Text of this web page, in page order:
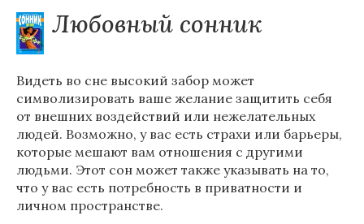
Любовный сонник
Видеть во сне высокий забор может
символизировать ваше желание защитить себя
от внешних воздействий или нежелательных
людей. Возможно, у вас есть страхи или барьеры,
которые мешают вам отношения с другими
людьми. Этот сон может также указывать на то,
что у вас есть потребность в приватности и
личном пространстве.